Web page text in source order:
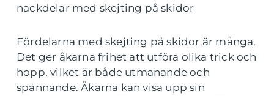
nackdelar med skejting på skidor
Fördelarna med skejting på skidor är många.
Det ger åkarna frihet att utföra olika trick och
hopp, vilket är både utmanande och
spännande. Åkarna kan visa upp sin